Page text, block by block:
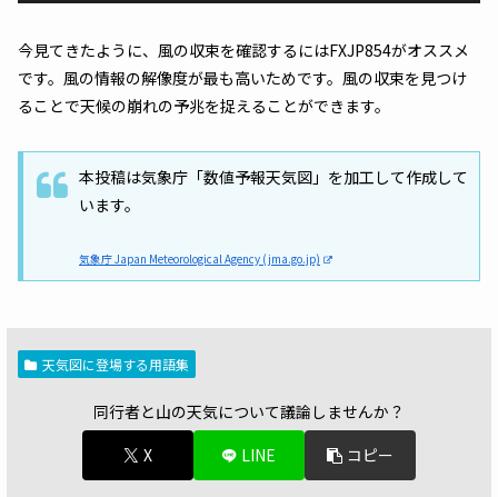
今見てきたように、風の収束を確認するにはFXJP854がオススメ
です。風の情報の解像度が最も高いためです。風の収束を見つけ
ることで天候の崩れの予兆を捉えることができます。
本投稿は気象庁「数値予報天気図」を加工して作成して
います。
気象庁 Japan Meteorological Agency (jma.go.jp)
天気図に登場する用語集
同行者と山の天気について議論しませんか？
X
LINE コピー